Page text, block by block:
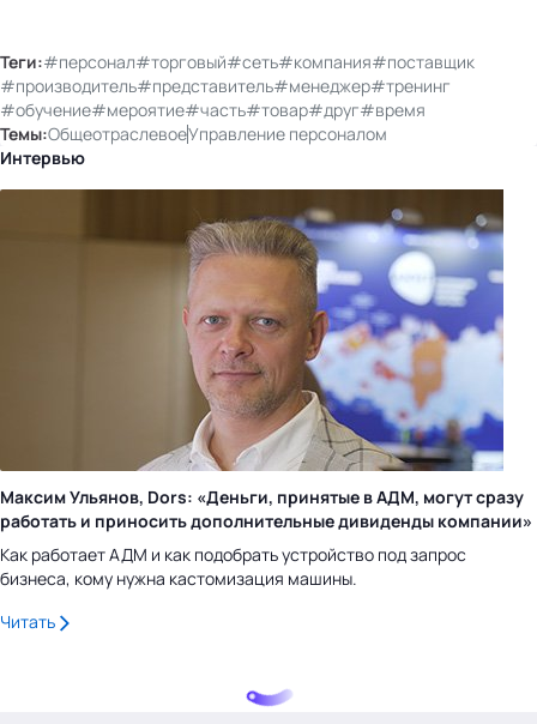
Теги:#персонал#торговый#сеть#компания#поставщик
#производитель#представитель#менеджер#тренинг
#обучение#мероятие#часть#товар#друг#время
Темы:ОбщеотраслевоеУправление персоналом
Интервью
Максим Ульянов, Dors: «Деньги, принятые в АДМ, могут сразу
работать и приносить дополнительные дивиденды компании»
Как работает АДМ и как подобрать устройство под запрос
бизнеса, кому нужна кастомизация машины.
Читать